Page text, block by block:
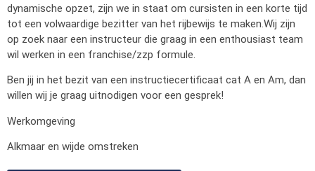
dynamische opzet, zijn we in staat om cursisten in een korte tijd
tot een volwaardige bezitter van het rijbewijs te maken.Wij zijn
op zoek naar een instructeur die graag in een enthousiast team
wil werken in een franchise/zzp formule.
Ben jij in het bezit van een instructiecertificaat cat A en Am, dan
willen wij je graag uitnodigen voor een gesprek!
Werkomgeving
Alkmaar en wijde omstreken